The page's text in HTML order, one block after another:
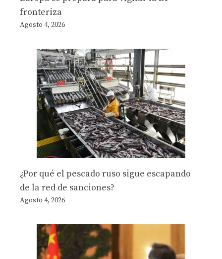
fronteriza
Agosto 4, 2026
¿Por qué el pescado ruso sigue escapando
de la red de sanciones?
Agosto 4, 2026